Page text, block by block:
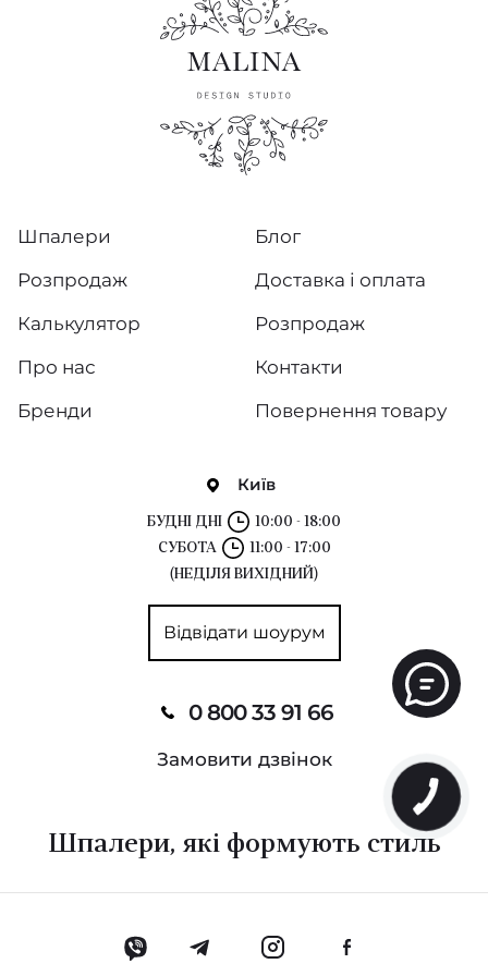
Київ
БУДНІ ДНІ
10:00 - 18:00
СУБОТА
11:00 - 17:00
(НЕДІЛЯ ВИХІДНИЙ)
Відвідати шоурум
0 800 33 91 66
Замовити дзвінок
Шпалери
Розпродаж
Калькулятор
Про нас
Бренди
Блог
Доставка і оплата
Розпродаж
Контакти
Повернення товару
Шпалери, які формують стиль